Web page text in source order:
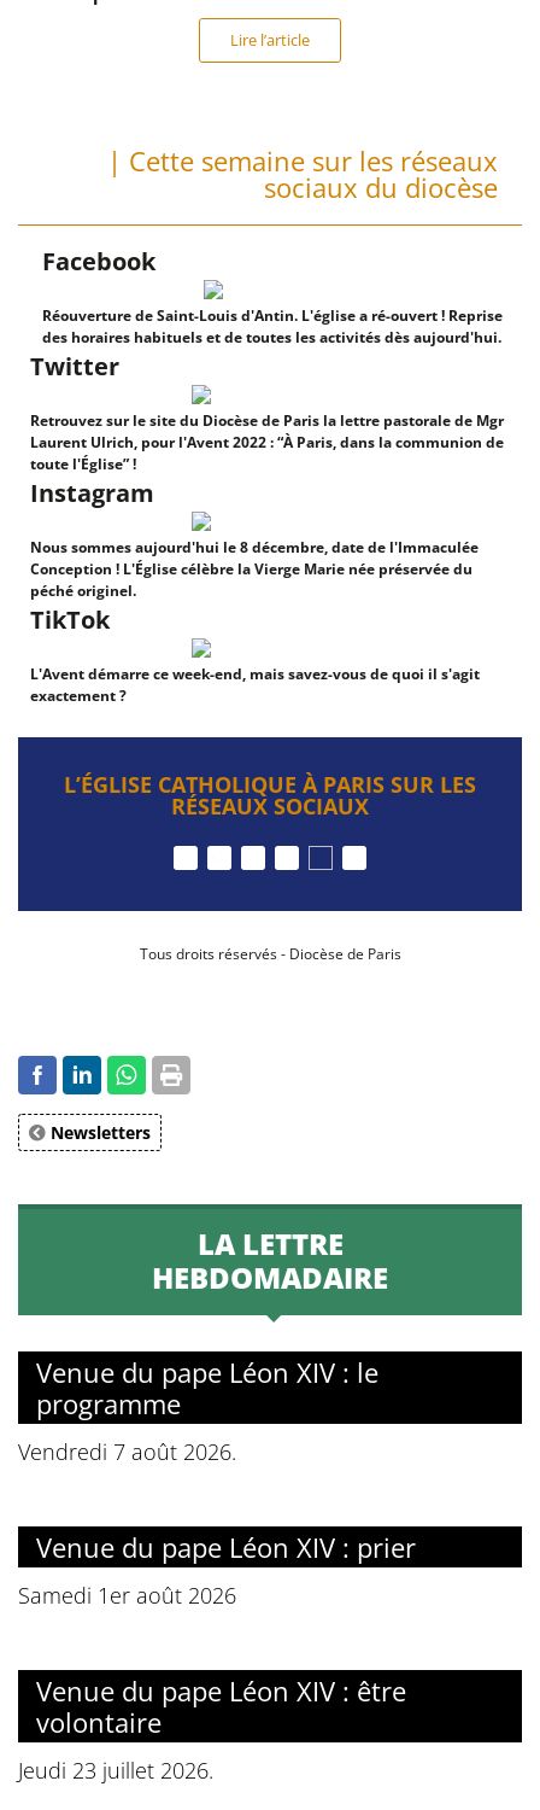
Lire l’article
| Cette semaine sur les réseaux
sociaux du diocèse
Facebook
Réouverture de Saint-Louis d'Antin. L'église a ré-ouvert ! Reprise
des horaires habituels et de toutes les activités dès aujourd'hui.
Twitter
Retrouvez sur le site du Diocèse de Paris la lettre pastorale de Mgr
Laurent Ulrich, pour l'Avent 2022 : “À Paris, dans la communion de
toute l'Église” !
Instagram
Nous sommes aujourd'hui le 8 décembre, date de l'Immaculée
Conception ! L'Église célèbre la Vierge Marie née préservée du
péché originel.
TikTok
L'Avent démarre ce week-end, mais savez-vous de quoi il s'agit
exactement ?
L’ÉGLISE CATHOLIQUE À PARIS SUR LES
RÉSEAUX SOCIAUX
Tous droits réservés - Diocèse de Paris
Newsletters
LA LETTRE
HEBDOMADAIRE
Venue du pape Léon XIV : le
programme
Vendredi 7 août 2026.
Venue du pape Léon XIV : prier
Samedi 1er août 2026
Venue du pape Léon XIV : être
volontaire
Jeudi 23 juillet 2026.